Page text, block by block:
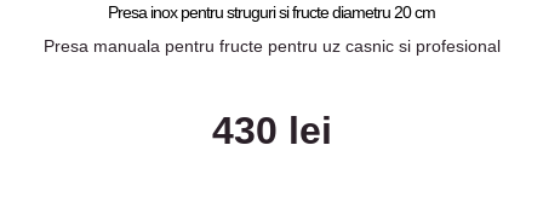
Presa inox pentru struguri si fructe diametru 20 cm
Presa manuala pentru fructe pentru uz casnic si profesional
430 lei